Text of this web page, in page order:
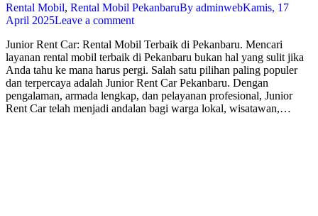
Rental Mobil, Rental Mobil PekanbaruBy adminwebKamis, 17
April 2025Leave a comment
Junior Rent Car: Rental Mobil Terbaik di Pekanbaru. Mencari
layanan rental mobil terbaik di Pekanbaru bukan hal yang sulit jika
Anda tahu ke mana harus pergi. Salah satu pilihan paling populer
dan terpercaya adalah Junior Rent Car Pekanbaru. Dengan
pengalaman, armada lengkap, dan pelayanan profesional, Junior
Rent Car telah menjadi andalan bagi warga lokal, wisatawan,…